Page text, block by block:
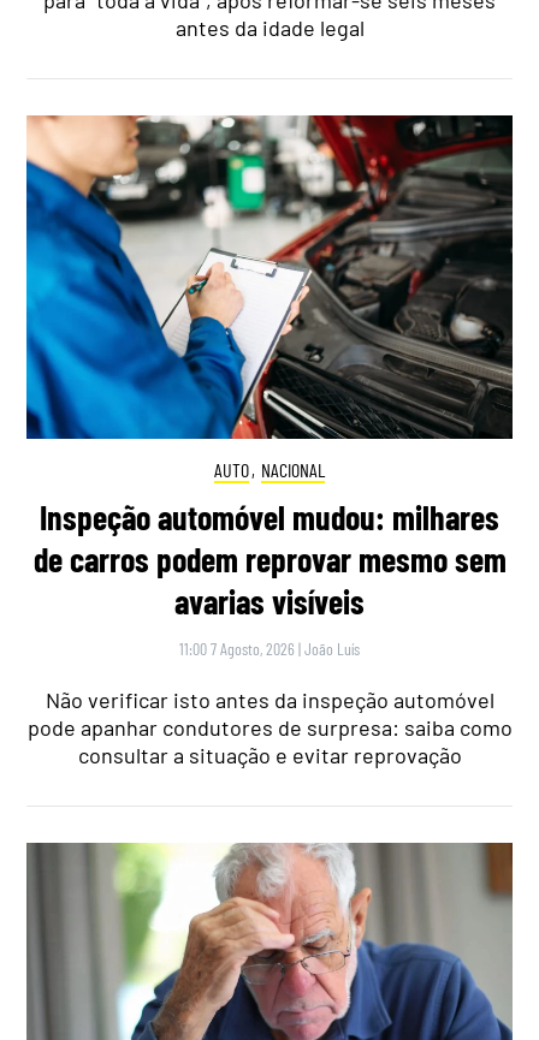
antes da idade legal
AUTO, NACIONAL
Inspeção automóvel mudou: milhares
de carros podem reprovar mesmo sem
avarias visíveis
11:00 7 Agosto, 2026 |João Luís
Não verificar isto antes da inspeção automóvel
pode apanhar condutores de surpresa: saiba como
consultar a situação e evitar reprovação